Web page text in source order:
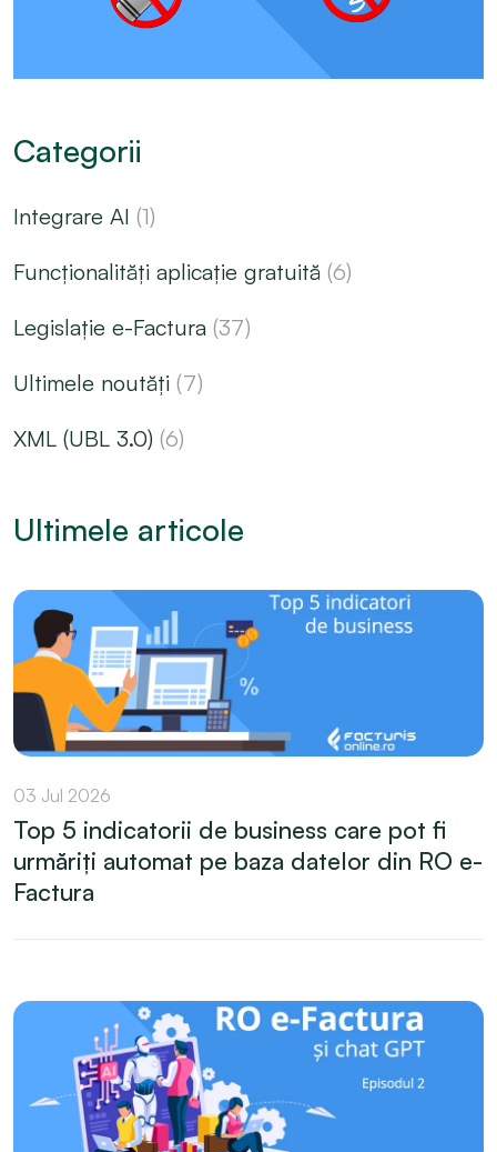
Categorii
Integrare AI (1)
Funcționalități aplicație gratuită (6)
Legislație e-Factura (37)
Ultimele noutăți (7)
XML (UBL 3.0) (6)
Ultimele articole
03 Jul 2026
Top 5 indicatorii de business care pot fi
urmăriți automat pe baza datelor din RO e-
Factura